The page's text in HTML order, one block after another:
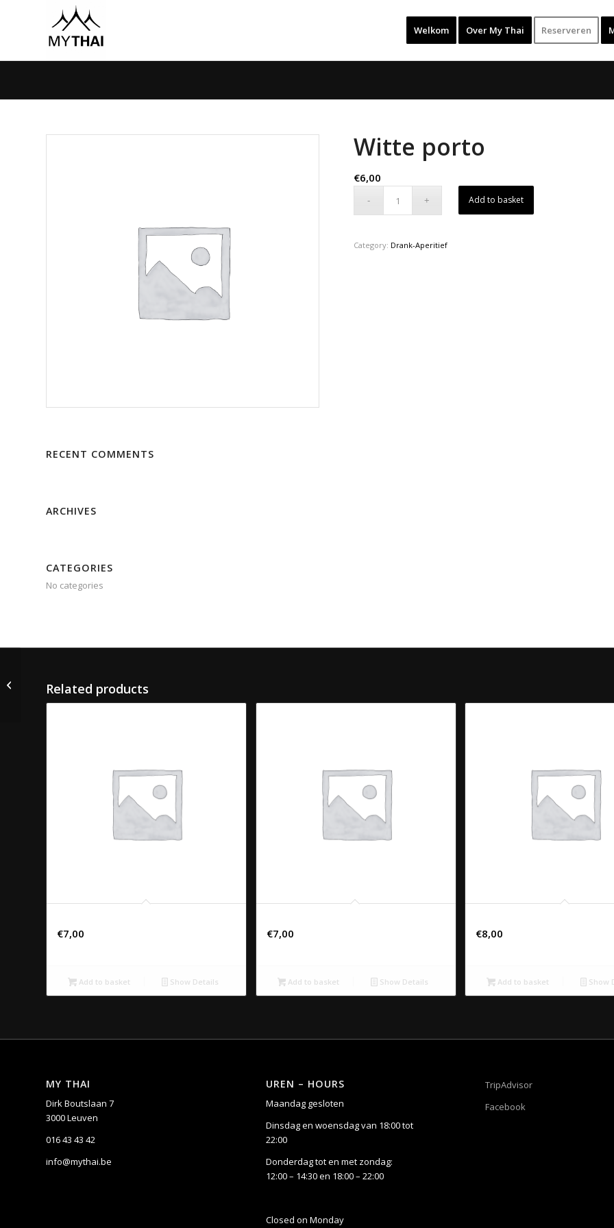
Welkom Over My Thai Reserveren
RECENT COMMENTS
ARCHIVES
CATEGORIES
No categories
Witte porto
€6,00
Add to basket
Category: Drank-Aperitief
Related products
€7,00
Add to basket Show Details
€7,00
Add to basket Show Details
€8,00
Add to basket Show
MY THAI
Dirk Boutslaan 7
3000 Leuven
016 43 43 42
info@mythai.be
UREN – HOURS
Maandag gesloten
Dinsdag en woensdag van 18:00 tot
22:00
Donderdag tot en met zondag:
12:00 – 14:30 en 18:00 – 22:00
Closed on Monday
TripAdvisor
Facebook
Virgin Mai Thai (non alcoholisch)